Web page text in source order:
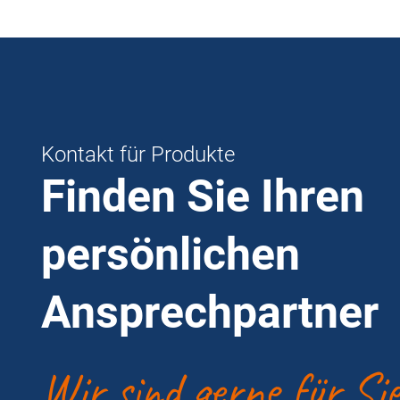
Kontakt für Produkte
Finden Sie Ihren
persönlichen
Ansprechpartner